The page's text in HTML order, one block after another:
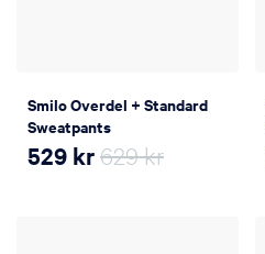
Smilo Overdel + Standard
Sweatpants
529 kr629 kr